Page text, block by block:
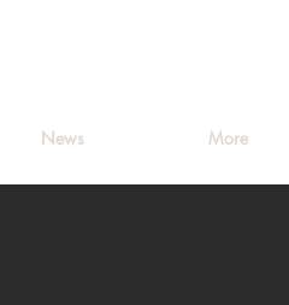
News More